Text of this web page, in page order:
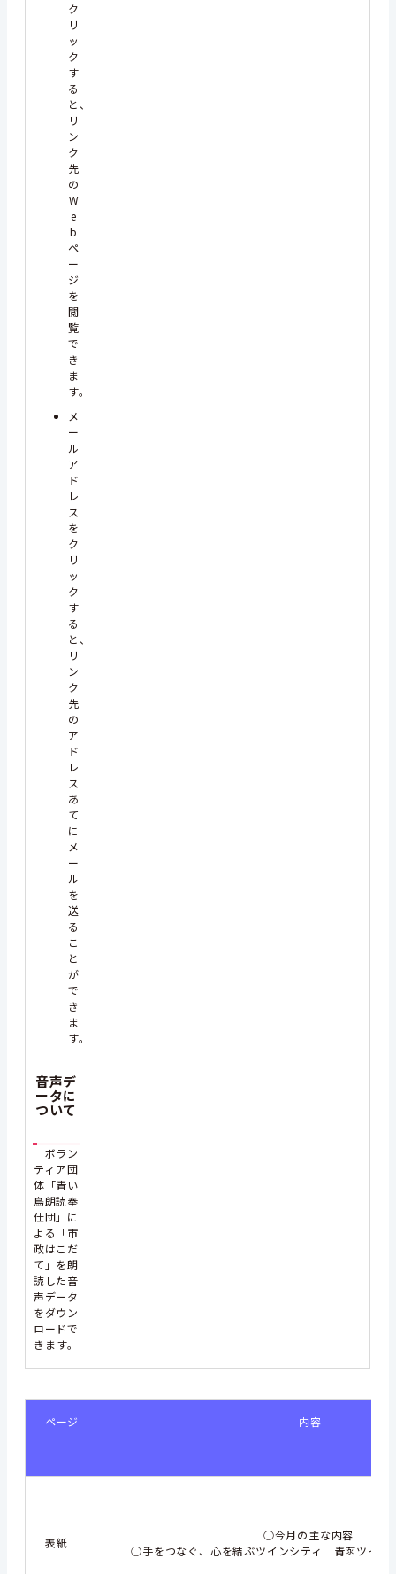
ク
リ
ッ
ク
す
る
と、
リ
ン
ク
先
の
W
e
b
ペ
ー
ジ
を
閲
覧
で
き
ま
す。
メ
ー
ル
ア
ド
レ
ス
を
ク
リ
ッ
ク
す
る
と、
リ
ン
ク
先
の
ア
ド
レ
ス
あ
て
に
メ
ー
ル
を
送
る
こ
と
が
で
き
ま
す。
音声デ
ータに
ついて
ボラン
ティア団
体「青い
鳥朗読奉
仕団」に
よる「市
政はこだ
て」を朗
読した音
声データ
をダウン
ロードで
きます。
ページ 内容
表紙
○今月の主な内容
○手をつなぐ、心を結ぶツインシティ 青函ツイン